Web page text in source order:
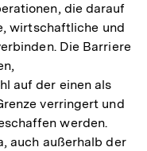
die darauf
wirtschaftliche und
Die Barriere
auf der einen als
verringert und
werden.
auch außerhalb der